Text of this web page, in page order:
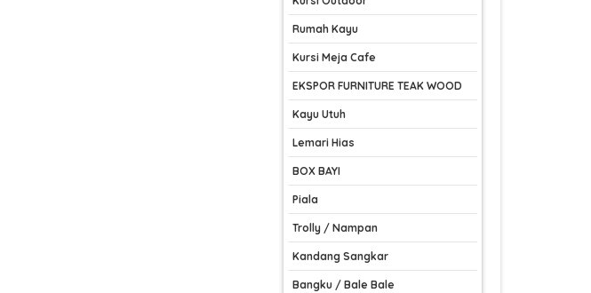
Rumah Kayu
Kursi Meja Cafe
EKSPOR FURNITURE TEAK WOOD
Kayu Utuh
Lemari Hias
BOX BAYI
Piala
Trolly / Nampan
Kandang Sangkar
Bangku / Bale Bale